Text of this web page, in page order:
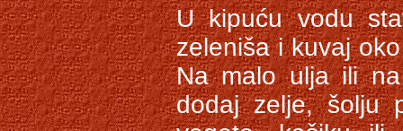
U kipuću vodu
zeleniša i kuvaj
Na malo ulja ili
dodaj zelje, šolju